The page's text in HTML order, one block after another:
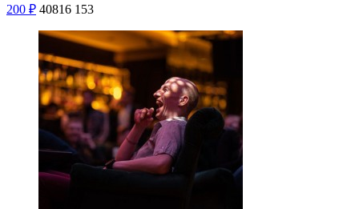
200 ₽ 40816 153